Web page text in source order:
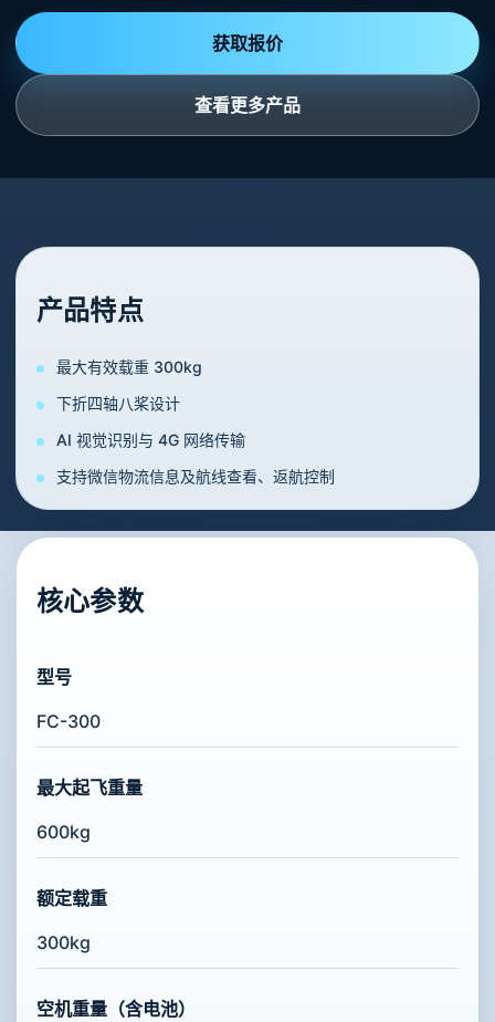
获取报价
查看更多产品
产品特点
最大有效载重 300kg
下折四轴八桨设计
AI 视觉识别与 4G 网络传输
支持微信物流信息及航线查看、返航控制
核心参数
型号
FC-300
最大起飞重量
600kg
额定载重
300kg
空机重量（含电池）